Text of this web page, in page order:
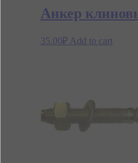
Анкер
35.00₽ Add to cart